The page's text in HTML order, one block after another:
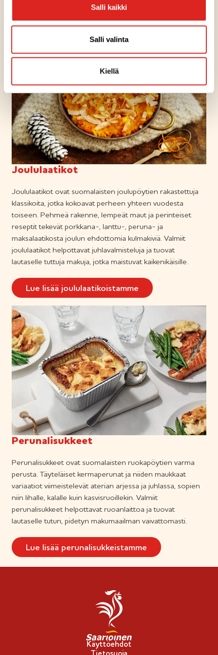
Salli kaikki
Salli valinta
Kiellä
Joululaatikot
Joululaatikot ovat suomalaisten joulupöytien rakastettuja
klassikoita, jotka kokoavat perheen yhteen vuodesta
toiseen. Pehmeä rakenne, lempeät maut ja perinteiset
reseptit tekevät porkkana-, lanttu-, peruna- ja
maksalaatikosta joulun ehdottomia kulmakiviä. Valmiit
joululaatikot helpottavat juhlavalmisteluja ja tuovat
lautaselle tuttuja makuja, jotka maistuvat kaikenikäisille.
Lue lisää joululaatikoistamme
Perunalisukkeet
Perunalisukkeet ovat suomalaisten ruokapöytien varma
perusta. Täyteläiset kermaperunat ja niiden maukkaat
variaatiot viimeistelevät aterian arjessa ja juhlassa, sopien
niin lihalle, kalalle kuin kasvisruoillekin. Valmiit
perunalisukkeet helpottavat ruoanlaittoa ja tuovat
lautaselle tutun, pidetyn makumaailman vaivattomasti.
Lue lisää perunalisukkeistamme
Käyttöehdot